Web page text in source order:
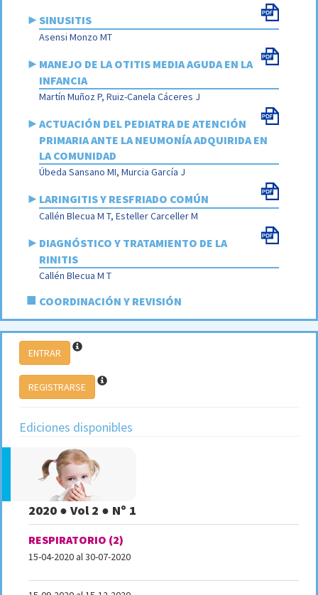
► SINUSITIS
Asensi Monzo MT
► MANEJO DE LA OTITIS MEDIA AGUDA EN LA
INFANCIA
Martín Muñoz P, Ruiz-Canela Cáceres J
► ACTUACIÓN DEL PEDIATRA DE ATENCIÓN
PRIMARIA ANTE LA NEUMONÍA ADQUIRIDA EN
LA COMUNIDAD
Úbeda Sansano MI, Murcia García J
► LARINGITIS Y RESFRIADO COMÚN
Callén Blecua M T, Esteller Carceller M
► DIAGNÓSTICO Y TRATAMIENTO DE LA
RINITIS
Callén Blecua M T
■ COORDINACIÓN Y REVISIÓN
ENTRAR
REGISTRARSE
Ediciones disponibles
2020 ● Vol 2 ● Nº 1
RESPIRATORIO (2)
15-04-2020 al 30-07-2020